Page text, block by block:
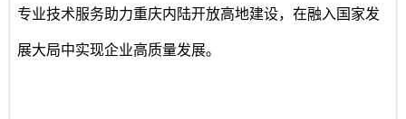
专业技术服务助力重庆内陆开放高地建设，在融入国家发
展大局中实现企业高质量发展。